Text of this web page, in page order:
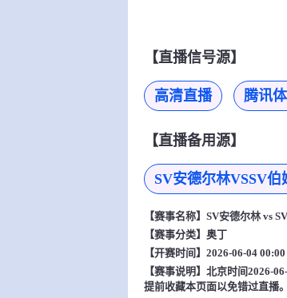
【直播信号源】
高清直播 腾讯
【直播备用源】
SV安德尔林VSSV伯
【赛事名称】 SV安德尔林 vs
【赛事分类】 奥丁
【开赛时间】2026-06-04 00:00
【赛事说明】北京时间2026-
提前收藏本页面以免错过直播。